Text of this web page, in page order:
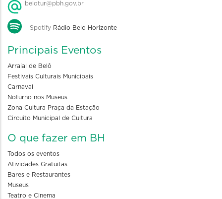
belotur@pbh.gov.br
Spotify Rádio Belo Horizonte
Principais Eventos
Arraial de Belô
Festivais Culturais Municipais
Carnaval
Noturno nos Museus
Zona Cultura Praça da Estação
Circuito Municipal de Cultura
O que fazer em BH
Todos os eventos
Atividades Gratuitas
Bares e Restaurantes
Museus
Teatro e Cinema